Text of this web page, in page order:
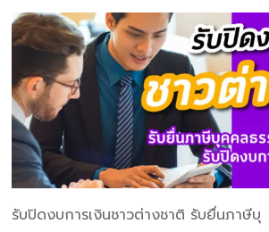
รับปิดงบการเงินชาวต่างชาติ รับยื่นภาษีบุ